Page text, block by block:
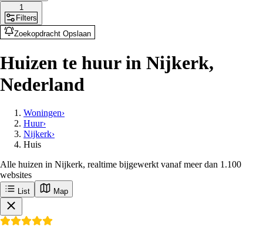
1
Filters
Zoekopdracht Opslaan
Huizen te huur in Nijkerk,
Nederland
Woningen›
Huur›
Nijkerk›
Huis
Alle huizen in Nijkerk, realtime bijgewerkt vanaf meer dan 1.100
websites
List Map